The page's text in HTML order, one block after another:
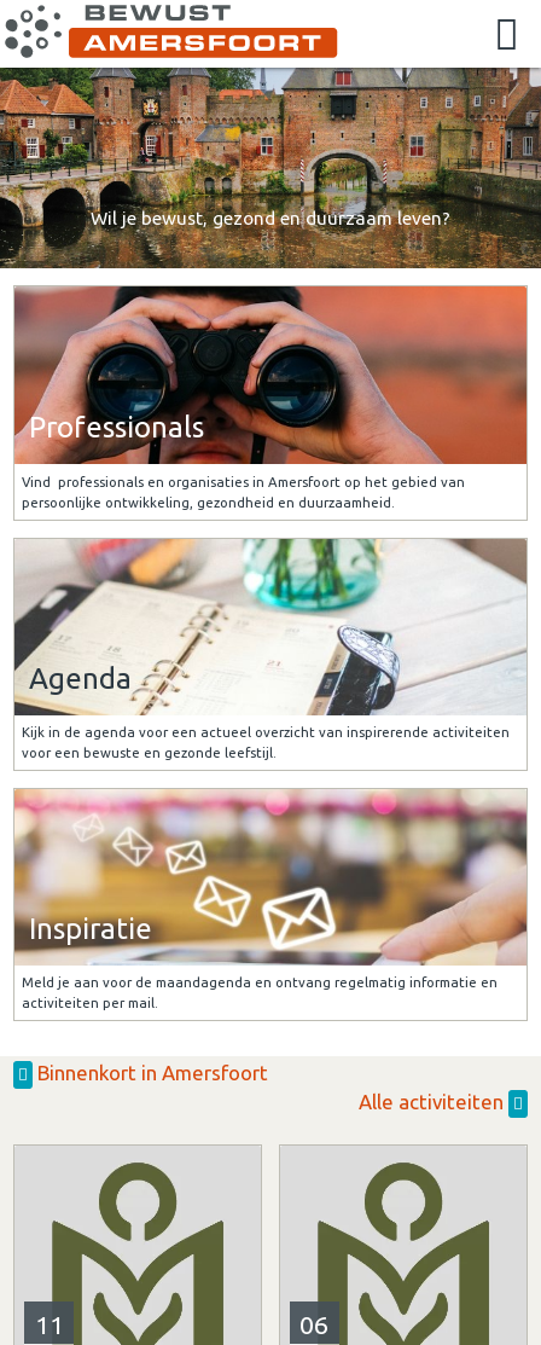
Wil je bewust, gezond en duurzaam leven?
Professionals
Vind professionals en organisaties in Amersfoort op het gebied van
persoonlijke ontwikkeling, gezondheid en duurzaamheid.
Agenda
Kijk in de agenda voor een actueel overzicht van inspirerende activiteiten
voor een bewuste en gezonde leefstijl.
Inspiratie
Meld je aan voor de maandagenda en ontvang regelmatig informatie en
activiteiten per mail.
Binnenkort in Amersfoort
Alle activiteiten
11 06